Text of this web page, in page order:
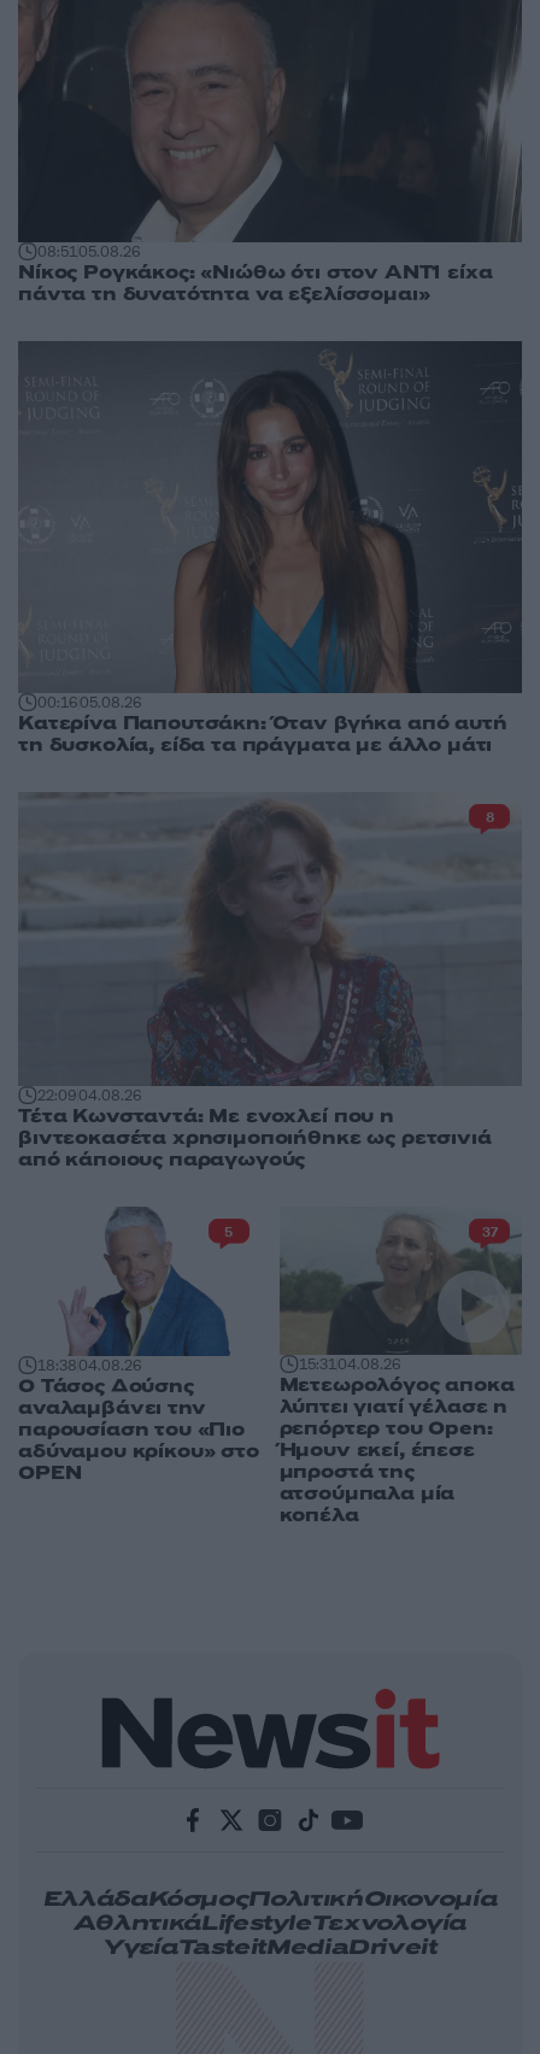
08:5105.08.26
Νίκος Ρογκάκος: «Νιώθω ότι στον ΑΝΤ1 είχα
πάντα τη δυνατότητα να εξελίσσομαι»
00:1605.08.26
Κατερίνα Παπουτσάκη: Όταν βγήκα από αυτή
τη δυσκολία, είδα τα πράγματα με άλλο μάτι
22:0904.08.26
Τέτα Κωνσταντά: Με ενοχλεί που η
βιντεοκασέτα χρησιμοποιήθηκε ως ρετσινιά
από κάποιους παραγωγούς
8
18:3804.08.26
Ο Τάσος Δούσης
αναλαμβάνει την
παρουσίαση του «Πιο
αδύναμου κρίκου» στο
OPEN
5
15:3104.08.26
Μετεωρολόγος αποκα
λύπτει γιατί γέλασε η
ρεπόρτερ του Open:
Ήμουν εκεί, έπεσε
μπροστά της
ατσούμπαλα μία
κοπέλα
37
ΕλλάδαΚόσμοςΠολιτικήΟικονομία
ΑθλητικάLifestyleΤεχνολογία
ΥγείαTasteitMediaDriveit